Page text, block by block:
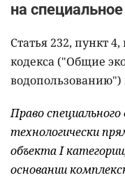
на
Статья 232, пункт
кодекса ("Общие
водопользованию")
Право специального
технологически
объекта I
основании